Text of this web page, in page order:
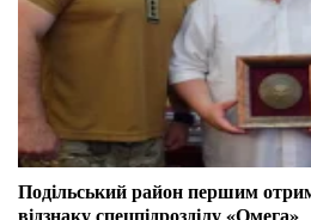
Подільський район першим